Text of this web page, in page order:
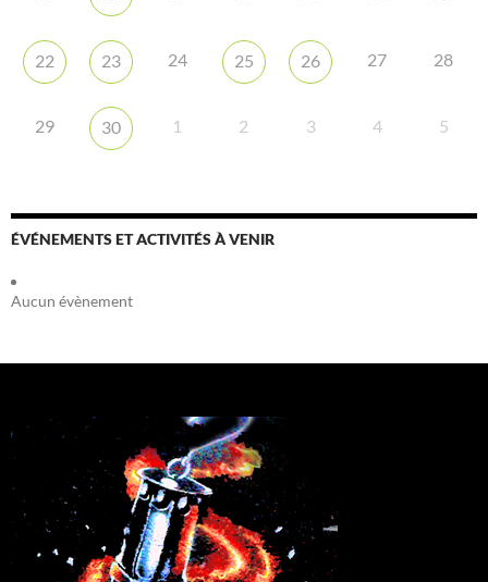
22 23 24 25 26 27 28
29 30 1 2 3 4 5
ÉVÉNEMENTS ET ACTIVITÉS À VENIR
Aucun évènement